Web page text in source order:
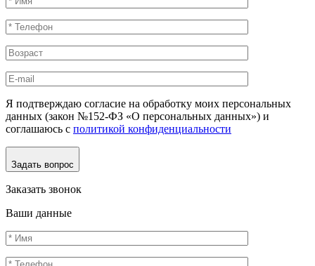
Я подтверждаю согласие на обработку моих персональных
данных (закон №152-ФЗ «О персональных данных») и
соглашаюсь с политикой конфиденциальности
Задать вопрос
Заказать звонок
Ваши данные